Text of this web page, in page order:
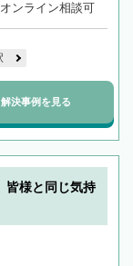
ンライン相談可
解決事例を見る
皆様と同じ気持